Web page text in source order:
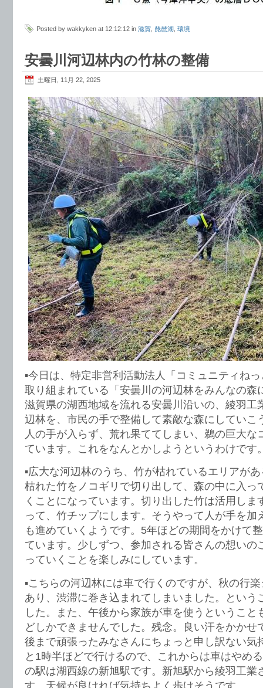
Posted by wakkyken at 12:12:12 in 滋賀 琵琶湖 環境
安曇川河辺林内の竹林の整備
土曜日, 11月 22, 2025
▪️今日は、特定非営利活動法人「コミュニティね
取り組まれている「安曇川の河辺林をみんなの森
滋賀県の湖西地域を流れる安曇川沿いの、綾羽工
辺林を、市民の手で整備して素敵な森にしていこ
人の手が入らず、荒れ果ててしまい、鵜の巨大な
ています。これをなんとかしようというわけです
▪️広大な河辺林のうち、竹が枯れているエリアが
枯れた竹をノコギリで切り出して、森の中に入っ
くことになっています。切り出した竹は活用しま
って、竹チップにします。そうやって人が手を加
も進めていくようです。5年ほどの期間をかけて
ています。少しずつ、参加される皆さんの想いの
っていくことを楽しみにしています。
▪️こちらの河辺林には車で行くのですが、秋の行
あり、渋滞に巻き込まれてしまいました。という
した。また、午後から家族が車を使うということ
どしかできませんでした。残念。良い汗をかかせ
後まで頑張ったみなさんにちょっと申し訳ない気
と1時半ほどで行けるので、これからは車はやめ
の駅は湖西線の新旭駅です。新旭駅から綾羽工業
す。天候が良ければ気持ちよく歩けそうです。